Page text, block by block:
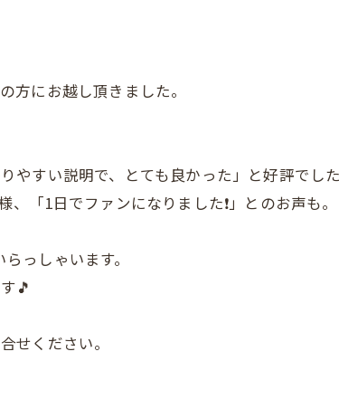
方にお越し頂きました。
すい説明で、とても良かった」と好評でした
「1日でファンになりました❗️」とのお声も。
っしゃいます。
🎵
せください。